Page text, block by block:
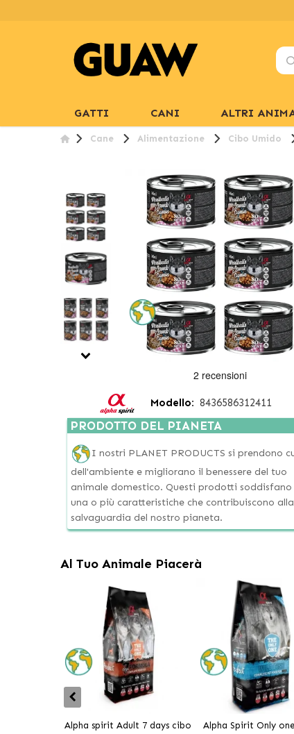
GATTI CANI ALTRI
Cane Alimentazione Cibo Umido
Modello: 8436586312411
PRODOTTO DEL PIANETA
I nostri PLANET PRODUCTS si prendono
dell'ambiente e migliorano il benessere del tuo
animale domestico. Questi prodotti soddisfano
una o più caratteristiche che contribuiscono alla
salvaguardia del nostro pianeta.
Al Tuo Animale Piacerà
Alpha spirit Adult 7 days cibo
Alpha Spirit Only